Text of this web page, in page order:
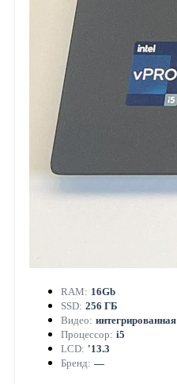
RAM: 16Gb
SSD: 256 ГБ
Видео: интегрированная
Процессор: i5
LCD: '13.3
Бренд: —